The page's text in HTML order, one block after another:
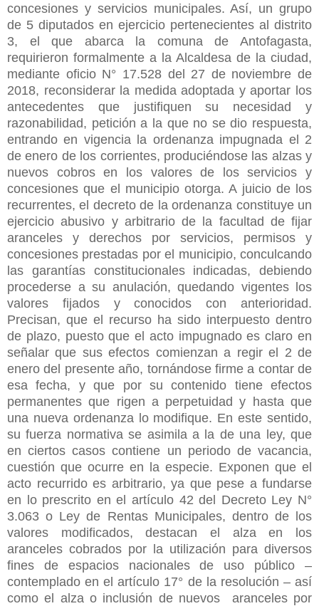
concesiones y servicios municipales. Así, un grupo
de 5 diputados en ejercicio pertenecientes al distrito
3, el que abarca la comuna de Antofagasta,
requirieron formalmente a la Alcaldesa de la ciudad,
mediante oficio N° 17.528 del 27 de noviembre de
2018, reconsiderar la medida adoptada y aportar los
antecedentes que justifiquen su necesidad y
razonabilidad, petición a la que no se dio respuesta,
entrando en vigencia la ordenanza impugnada el 2
de enero de los corrientes, produciéndose las alzas y
nuevos cobros en los valores de los servicios y
concesiones que el municipio otorga. A juicio de los
recurrentes, el decreto de la ordenanza constituye un
ejercicio abusivo y arbitrario de la facultad de fijar
aranceles y derechos por servicios, permisos y
concesiones prestadas por el municipio, conculcando
las garantías constitucionales indicadas, debiendo
procederse a su anulación, quedando vigentes los
valores fijados y conocidos con anterioridad.
Precisan, que el recurso ha sido interpuesto dentro
de plazo, puesto que el acto impugnado es claro en
señalar que sus efectos comienzan a regir el 2 de
enero del presente año, tornándose firme a contar de
esa fecha, y que por su contenido tiene efectos
permanentes que rigen a perpetuidad y hasta que
una nueva ordenanza lo modifique. En este sentido,
su fuerza normativa se asimila a la de una ley, que
en ciertos casos contiene un periodo de vacancia,
cuestión que ocurre en la especie. Exponen que el
acto recurrido es arbitrario, ya que pese a fundarse
en lo prescrito en el artículo 42 del Decreto Ley N°
3.063 o Ley de Rentas Municipales, dentro de los
valores modificados, destacan el alza en los
aranceles cobrados por la utilización para diversos
fines de espacios nacionales de uso público –
contemplado en el artículo 17° de la resolución – así
como el alza o inclusión de nuevos aranceles por